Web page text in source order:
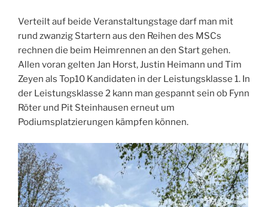
Verteilt auf beide Veranstaltungstage darf man mit
rund zwanzig Startern aus den Reihen des MSCs
rechnen die beim Heimrennen an den Start gehen.
Allen voran gelten Jan Horst, Justin Heimann und Tim
Zeyen als Top10 Kandidaten in der Leistungsklasse 1. In
der Leistungsklasse 2 kann man gespannt sein ob Fynn
Röter und Pit Steinhausen erneut um
Podiumsplatzierungen kämpfen können.